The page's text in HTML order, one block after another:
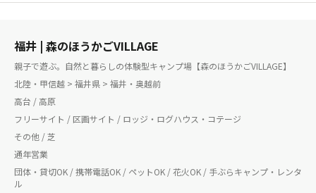
福井 | 森のほうかごVILLAGE
親子で遊ぶ。自然と暮らしの体験型キャンプ場【森のほうかごVILLAGE】
北陸・甲信越 > 福井県 > 福井・奥越前
高台 / 高原
フリーサイト / 区画サイト / ロッジ・ログハウス・コテージ
その他 / 芝
通年営業
団体・貸切OK / 携帯電話OK / ペットOK / 花火OK / 手ぶらキャンプ・レンタ
ル